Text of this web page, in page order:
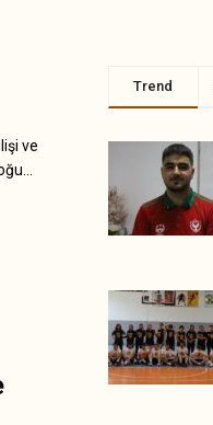
ve
Trend